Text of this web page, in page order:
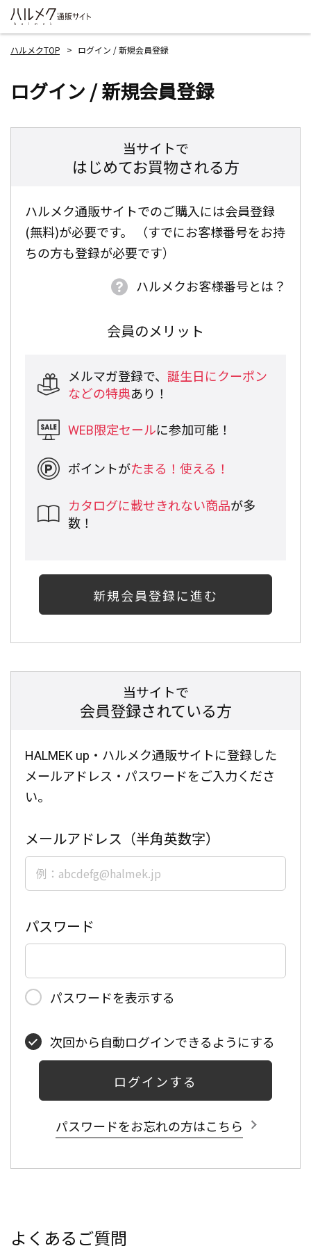
ハルメクTOP ログイン / 新規会員登録
ログイン / 新規会員登録
当サイトで
はじめてお買物される方
ハルメク通販サイトでのご購入には会員登録
(無料)が必要です。 （すでにお客様番号をお持
ちの方も登録が必要です）
ハルメクお客様番号とは？
会員のメリット
メルマガ登録で、 誕生日にクーポン
などの特典あり！
WEB限定セールに参加可能！
ポイントがたまる！使える！
カタログに載せきれない商品が多
数！
新規会員登録に進む
当サイトで
会員登録されている方
HALMEK up・ハルメク通販サイトに登録した
メールアドレス・パスワードをご入力くださ
い。
メールアドレス（半角英数字）
パスワード
パスワードを表示する
次回から自動ログインできるようにする
ログインする
パスワードをお忘れの方はこちら
よくあるご質問